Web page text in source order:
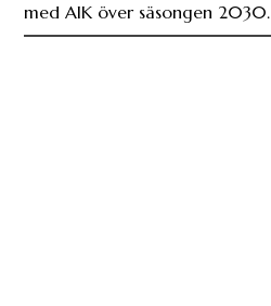
med AIK över säsongen 2030.